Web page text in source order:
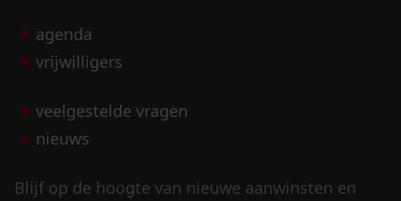
agenda
vrijwilligers
veelgestelde vragen
nieuws
Blijf op de hoogte van nieuwe aanwinsten en